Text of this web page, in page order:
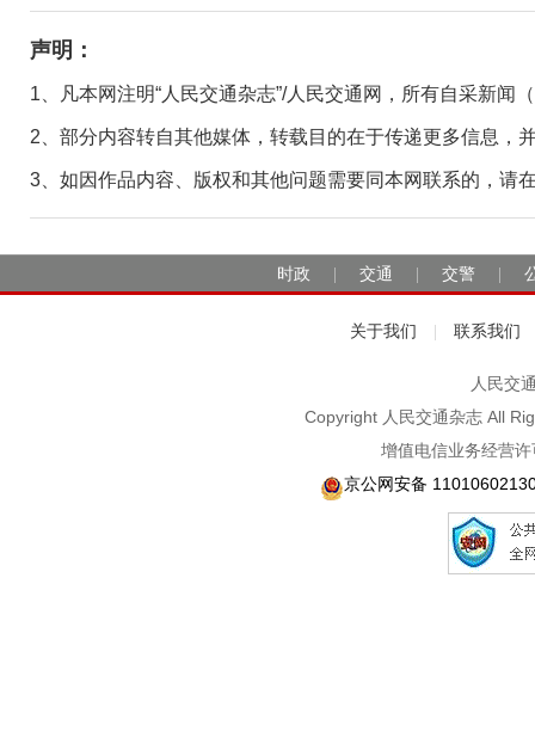
声明：
1、凡本网注明“人民交通杂志”/人民交通网，所有自采新
2、部分内容转自其他媒体，转载目的在于传递更多信息，
3、如因作品内容、版权和其他问题需要同本网联系的，请
时政 交通 交警
关于我们 联系我们
人民交
Copyright 人民交通杂志 All
增值电信业务经营
京公网安备